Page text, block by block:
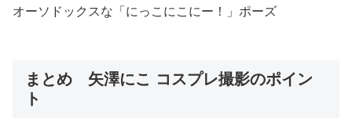
オーソドックスな「にっこにこにー！」ポーズ
まとめ 矢澤にこ コスプレ撮影のポイン
ト